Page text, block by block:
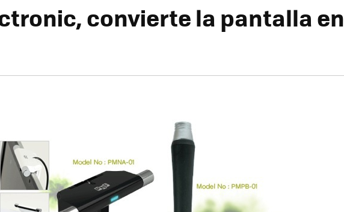
convierte la pantalla en